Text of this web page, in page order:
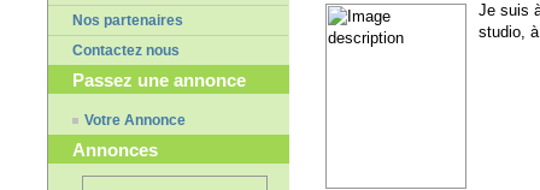
Nos partenaires
Contactez nous
Passez une annonce
Votre Annonce
Annonces
Je suis
studio,